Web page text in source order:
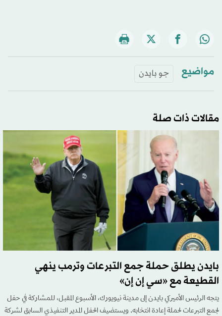
مواضيع جو بايدن
مقالات ذات صلة
بايدن يطلق حملة جمع التبرعات وترمب ينهي
القطيعة مع «سي إن إن»
يتجه الرئيس الأميركي بايدن إلى مدينة نيويورك، الأسبوع المقبل، للمشاركة في حفل
لجمع التبرعات لحملة إعادة انتخابه. ويستضيف الحفل المدير التنفيذي السابق لشركة